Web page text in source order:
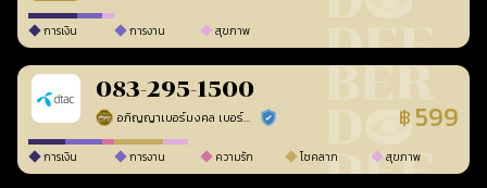
การเงิน การงาน สุขภาพ
083-295-1500
อภิญญาเบอร์มงคล เบอร์สวยเลขศาสตร์ ร้านยืนยันแล้ว ฿ 599
การเงิน การงาน ความรัก โชคลาภ สุขภาพ